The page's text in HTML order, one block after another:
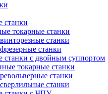
станки
токарные станки
станки
станки
станки с двойным суппортом
токарные станки
станки
станки